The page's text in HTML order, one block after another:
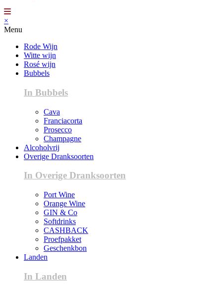
×
Menu
Rode Wijn
Witte wijn
Rosé wijn
Bubbels
In Bubbels
Cava
Franciacorta
Prosecco
Champagne
Alcoholvrij
Overige Dranksoorten
In Overige Dranksoorten
Port Wine
Orange Wine
GIN & Co
Softdrinks
CASHBACK
Proefpakket
Geschenkbon
Landen
In Landen